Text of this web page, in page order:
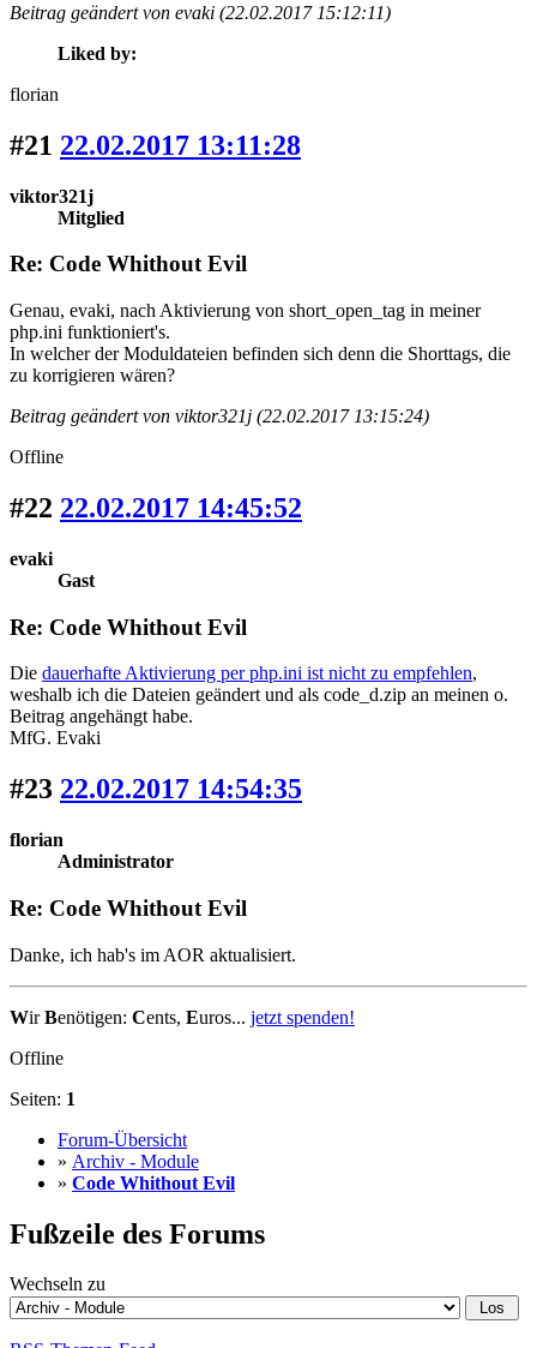
Beitrag geändert von evaki (22.02.2017 15:12:11)
Liked by:
florian
#21 22.02.2017 13:11:28
viktor321j
Mitglied
Re: Code Whithout Evil
Genau, evaki, nach Aktivierung von short_open_tag in meiner
php.ini funktioniert's.
In welcher der Moduldateien befinden sich denn die Shorttags, die
zu korrigieren wären?
Beitrag geändert von viktor321j (22.02.2017 13:15:24)
Offline
#22 22.02.2017 14:45:52
evaki
Gast
Re: Code Whithout Evil
Die dauerhafte Aktivierung per php.ini ist nicht zu empfehlen,
weshalb ich die Dateien geändert und als code_d.zip an meinen o.
Beitrag angehängt habe.
MfG. Evaki
#23 22.02.2017 14:54:35
florian
Administrator
Re: Code Whithout Evil
Danke, ich hab's im AOR aktualisiert.
WirBenötigen: Cents, Euros... jetzt spenden!
Offline
Seiten: 1
Forum-Übersicht
» Archiv - Module
» Code Whithout Evil
Fußzeile des Forums
Wechseln zu